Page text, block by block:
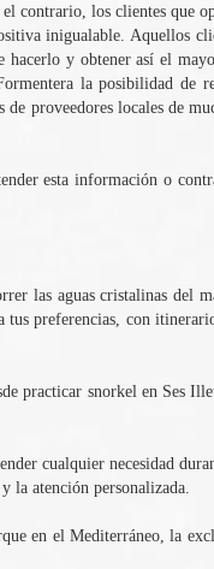
contrario, los clientes que
inigualable. Aquellos
hacerlo y obtener así el
la posibilidad de
proveedores locales de
esta información o
las aguas cristalinas del
preferencias, con
practicar snorkel en Ses
cualquier necesidad
la atención personalizada.
en el Mediterráneo, la